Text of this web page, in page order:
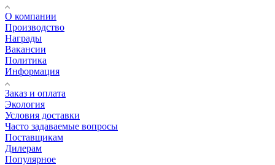
О компании
Производство
Награды
Вакансии
Политика
Информация
Заказ и оплата
Экология
Условия доставки
Часто задаваемые вопросы
Поставщикам
Дилерам
Популярное